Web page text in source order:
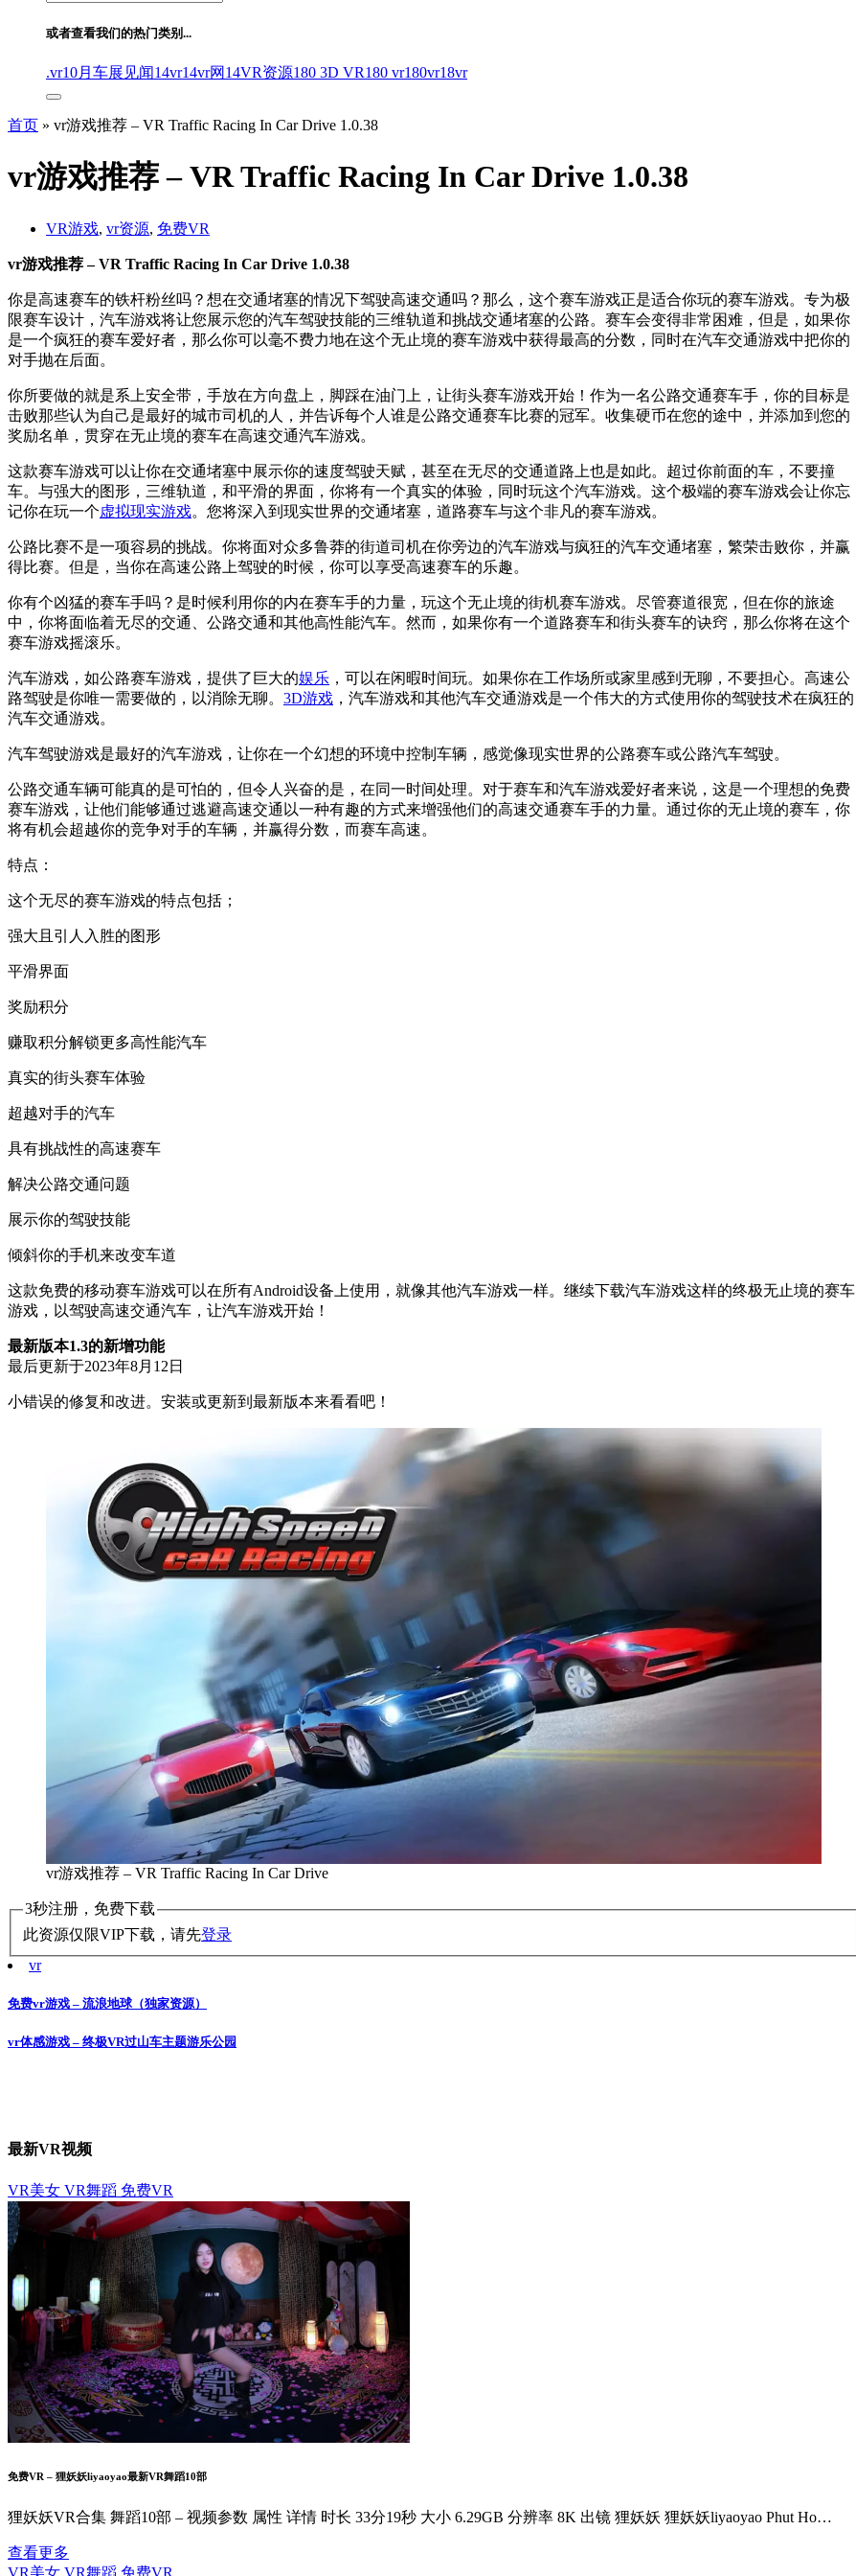
或者查看我们的热门类别...
.vr10月车展见闻14vr14vr网 14VR资源180 3D VR180 vr180vr18vr
首页 » vr游戏推荐 – VR Traffic Racing In Car Drive 1.0.38
vr游戏推荐 – VR Traffic Racing In Car Drive 1.0.38
VR游戏, vr资源, 免费VR
vr游戏推荐 – VR Traffic Racing In Car Drive 1.0.38
你是高速赛车的铁杆粉丝吗？想在交通堵塞的情况下驾驶高速交通吗？那么，这个赛车游戏正是适合你玩的赛车游戏。专为极
限赛车设计，汽车游戏将让您展示您的汽车驾驶技能的三维轨道和挑战交通堵塞的公路。赛车会变得非常困难，但是，如果你
是一个疯狂的赛车爱好者，那么你可以毫不费力地在这个无止境的赛车游戏中获得最高的分数，同时在汽车交通游戏中把你的
对手抛在后面。
你所要做的就是系上安全带，手放在方向盘上，脚踩在油门上，让街头赛车游戏开始！作为一名公路交通赛车手，你的目标是
击败那些认为自己是最好的城市司机的人，并告诉每个人谁是公路交通赛车比赛的冠军。收集硬币在您的途中，并添加到您的
奖励名单，贯穿在无止境的赛车在高速交通汽车游戏。
这款赛车游戏可以让你在交通堵塞中展示你的速度驾驶天赋，甚至在无尽的交通道路上也是如此。超过你前面的车，不要撞
车。与强大的图形，三维轨道，和平滑的界面，你将有一个真实的体验，同时玩这个汽车游戏。这个极端的赛车游戏会让你忘
记你在玩一个虚拟现实游戏。您将深入到现实世界的交通堵塞，道路赛车与这个非凡的赛车游戏。
公路比赛不是一项容易的挑战。你将面对众多鲁莽的街道司机在你旁边的汽车游戏与疯狂的汽车交通堵塞，繁荣击败你，并赢
得比赛。但是，当你在高速公路上驾驶的时候，你可以享受高速赛车的乐趣。
你有个凶猛的赛车手吗？是时候利用你的内在赛车手的力量，玩这个无止境的街机赛车游戏。尽管赛道很宽，但在你的旅途
中，你将面临着无尽的交通、公路交通和其他高性能汽车。然而，如果你有一个道路赛车和街头赛车的诀窍，那么你将在这个
赛车游戏摇滚乐。
汽车游戏，如公路赛车游戏，提供了巨大的娱乐 ，可以在闲暇时间玩。如果你在工作场所或家里感到无聊，不要担心。高速公
路驾驶是你唯一需要做的，以消除无聊。 3D游戏 ，汽车游戏和其他汽车交通游戏是一个伟大的方式使用你的驾驶技术在疯狂的
汽车交通游戏。
汽车驾驶游戏是最好的汽车游戏，让你在一个幻想的环境中控制车辆，感觉像现实世界的公路赛车或公路汽车驾驶。
公路交通车辆可能真的是可怕的，但令人兴奋的是，在同一时间处理。对于赛车和汽车游戏爱好者来说，这是一个理想的免费
赛车游戏，让他们能够通过逃避高速交通以一种有趣的方式来增强他们的高速交通赛车手的力量。通过你的无止境的赛车，你
将有机会超越你的竞争对手的车辆，并赢得分数，而赛车高速。
特点：
这个无尽的赛车游戏的特点包括；
强大且引人入胜的图形
平滑界面
奖励积分
赚取积分解锁更多高性能汽车
真实的街头赛车体验
超越对手的汽车
具有挑战性的高速赛车
解决公路交通问题
展示你的驾驶技能
倾斜你的手机来改变车道
这款免费的移动赛车游戏可以在所有Android设备上使用，就像其他汽车游戏一样。继续下载汽车游戏这样的终极无止境的赛车
游戏，以驾驶高速交通汽车，让汽车游戏开始！
最新版本1.3的新增功能
最后更新于2023年8月12日
小错误的修复和改进。安装或更新到最新版本来看看吧！
vr游戏推荐 – VR Traffic Racing In Car Drive
3秒注册，免费下载
此资源仅限VIP下载，请先登录
vr
文
章
免费vr游戏 – 流浪地球（独家资源）
vr体感游戏 – 终极VR过山车主题游乐公园
最新VR视频
VR美女 VR舞蹈 免费VR
免费VR – 狸妖妖liyaoyao最新VR舞蹈10部
狸妖妖VR合集 舞蹈10部 – 视频参数 属性 详情 时长 33分19秒 大小 6.29GB 分辨率 8K 出镜 狸妖妖 狸妖妖liyaoyao Phut Ho…
查看更多
VR美女 VR舞蹈 免费VR